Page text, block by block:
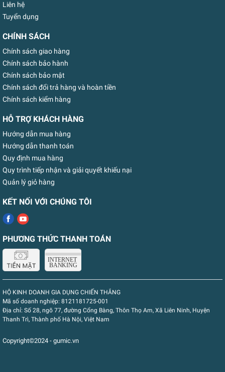
Liên hệ
Tuyển dụng
CHÍNH SÁCH
Chính sách giao hàng
Chính sách bảo hành
Chính sách bảo mật
Chính sách đổi trả hàng và hoàn tiền
Chính sách kiểm hàng
HỖ TRỢ KHÁCH HÀNG
Hướng dẫn mua hàng
Hướng dẫn thanh toán
Quy định mua hàng
Quy trình tiếp nhận và giải quyết khiếu nại
Quản lý giỏ hàng
KẾT NỐI VỚI CHÚNG TÔI
PHƯƠNG THỨC THANH TOÁN
HỘ KINH DOANH GIA DỤNG CHIẾN THẮNG
Mã số doanh nghiệp: 8121181725-001
Địa chỉ: Số 28, ngõ 77, đường Cổng Bàng, Thôn Thọ Am, Xã Liên Ninh, Huyện
Thanh Trì, Thành phố Hà Nội, Việt Nam
Copyright©2024 - gumic.vn